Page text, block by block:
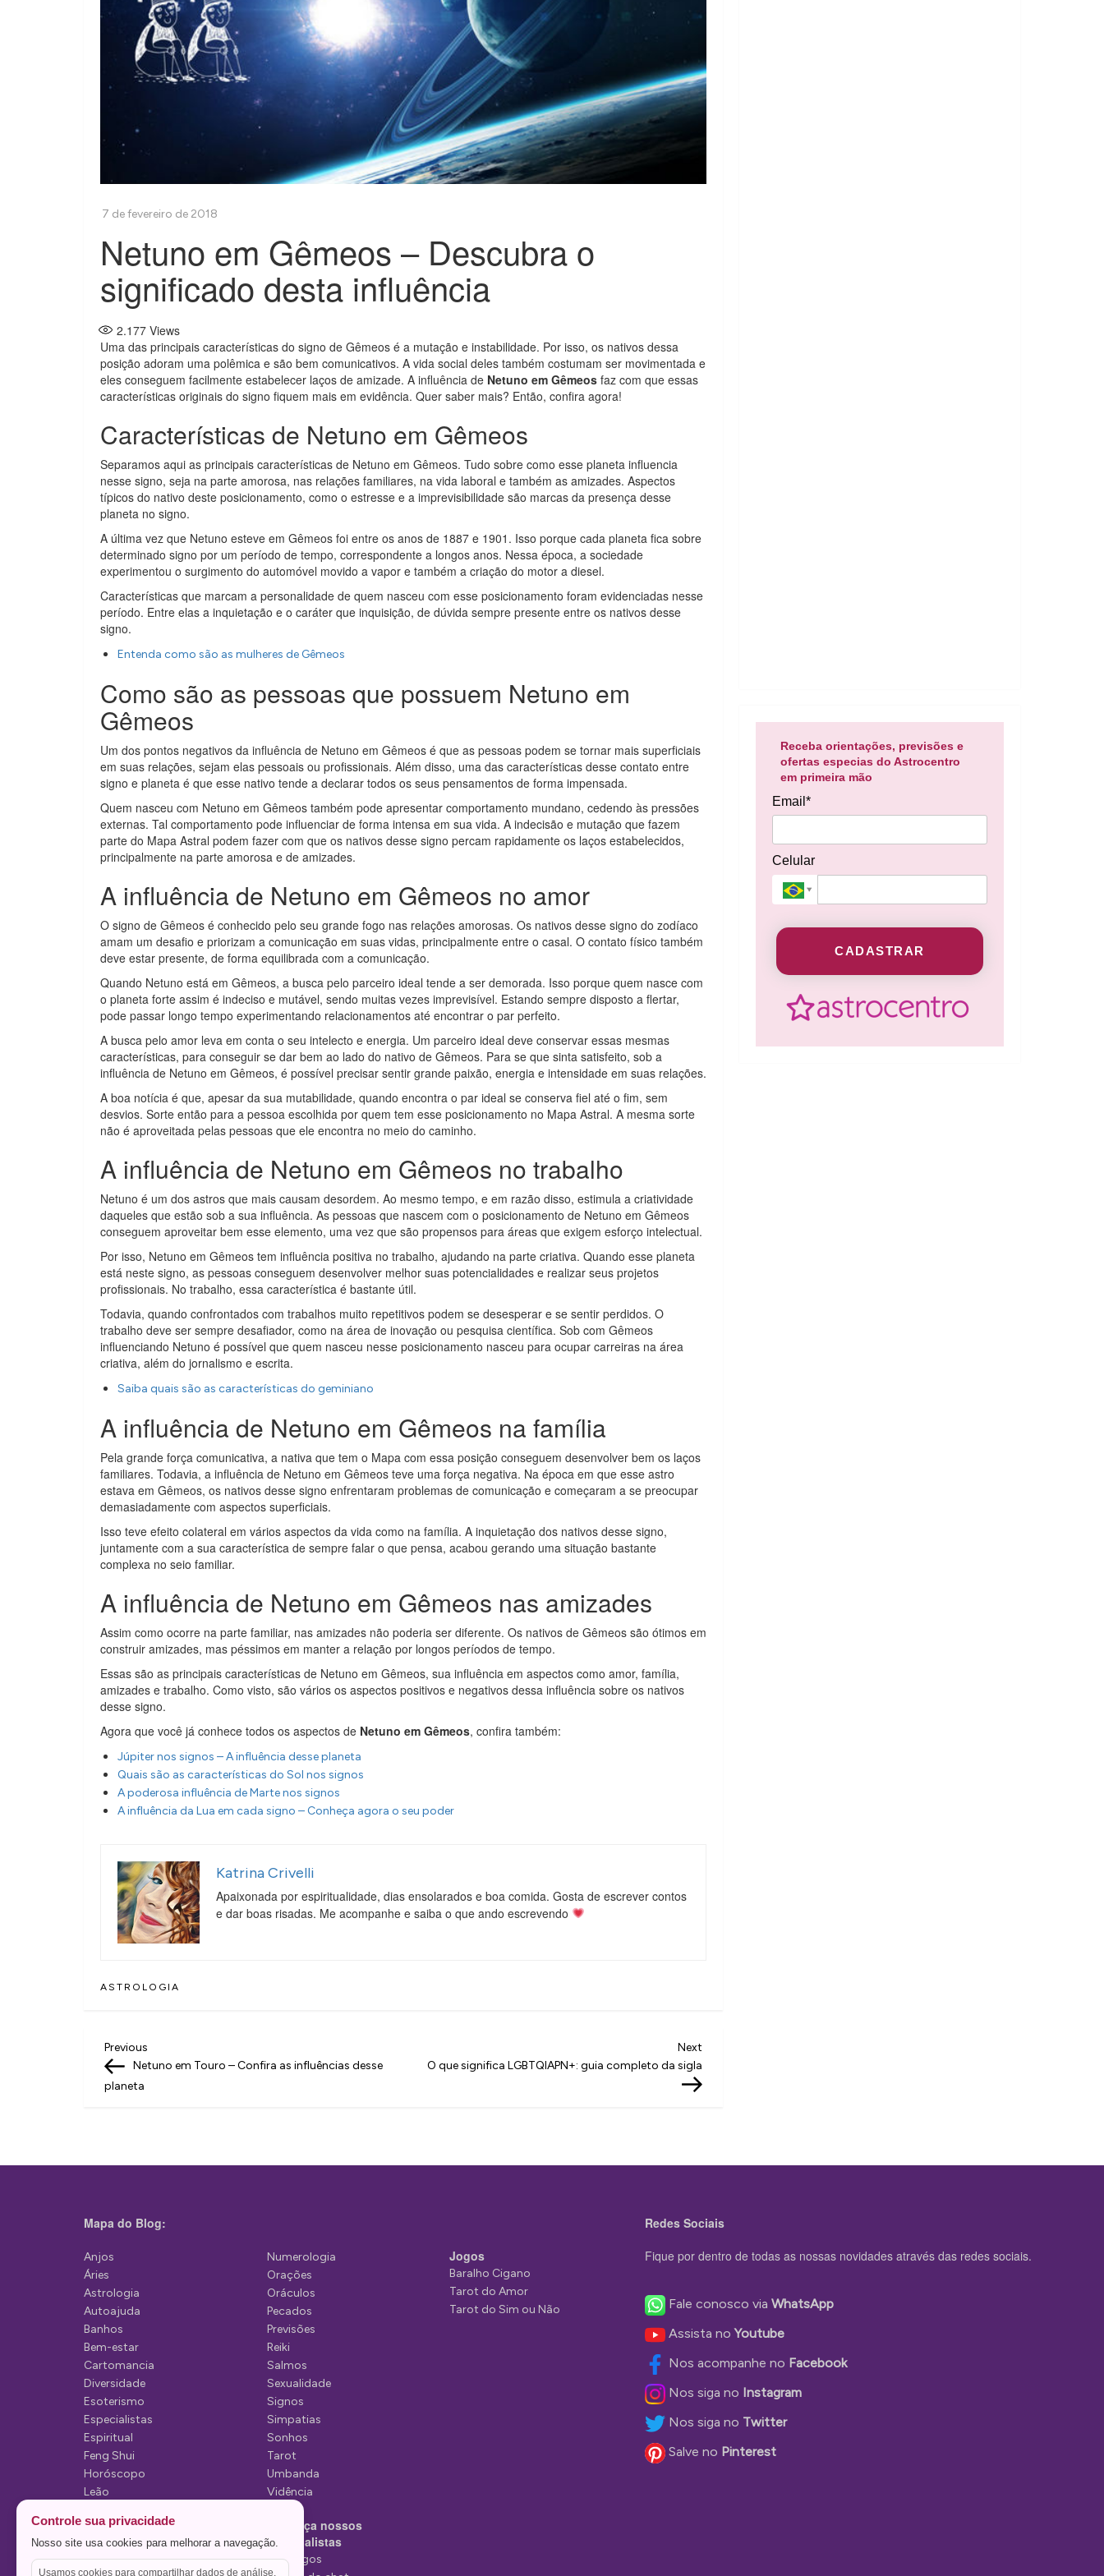
Netuno em Gêmeos – Descubra o
significado desta influência
2.177 Views
Uma das principais características do signo de Gêmeos é a mutação e instabilidade. Por isso, os nativos dessa
posição adoram uma polêmica e são bem comunicativos. A vida social deles também costumam ser movimentada e
eles conseguem facilmente estabelecer laços de amizade. A influência de Netuno em Gêmeos faz com que essas
características originais do signo fiquem mais em evidência. Quer saber mais? Então, confira agora!
Características de Netuno em Gêmeos
Separamos aqui as principais características de Netuno em Gêmeos. Tudo sobre como esse planeta influencia
nesse signo, seja na parte amorosa, nas relações familiares, na vida laboral e também as amizades. Aspectos
típicos do nativo deste posicionamento, como o estresse e a imprevisibilidade são marcas da presença desse
planeta no signo.
A última vez que Netuno esteve em Gêmeos foi entre os anos de 1887 e 1901. Isso porque cada planeta fica sobre
determinado signo por um período de tempo, correspondente a longos anos. Nessa época, a sociedade
experimentou o surgimento do automóvel movido a vapor e também a criação do motor a diesel.
Características que marcam a personalidade de quem nasceu com esse posicionamento foram evidenciadas nesse
período. Entre elas a inquietação e o caráter que inquisição, de dúvida sempre presente entre os nativos desse
signo.
Entenda como são as mulheres de Gêmeos
Como são as pessoas que possuem Netuno em
Gêmeos
Um dos pontos negativos da influência de Netuno em Gêmeos é que as pessoas podem se tornar mais superficiais
em suas relações, sejam elas pessoais ou profissionais. Além disso, uma das características desse contato entre
signo e planeta é que esse nativo tende a declarar todos os seus pensamentos de forma impensada.
Quem nasceu com Netuno em Gêmeos também pode apresentar comportamento mundano, cedendo às pressões
externas. Tal comportamento pode influenciar de forma intensa em sua vida. A indecisão e mutação que fazem
parte do Mapa Astral podem fazer com que os nativos desse signo percam rapidamente os laços estabelecidos,
principalmente na parte amorosa e de amizades.
A influência de Netuno em Gêmeos no amor
O signo de Gêmeos é conhecido pelo seu grande fogo nas relações amorosas. Os nativos desse signo do zodíaco
amam um desafio e priorizam a comunicação em suas vidas, principalmente entre o casal. O contato físico também
deve estar presente, de forma equilibrada com a comunicação.
Quando Netuno está em Gêmeos, a busca pelo parceiro ideal tende a ser demorada. Isso porque quem nasce com
o planeta forte assim é indeciso e mutável, sendo muitas vezes imprevisível. Estando sempre disposto a flertar,
pode passar longo tempo experimentando relacionamentos até encontrar o par perfeito.
A busca pelo amor leva em conta o seu intelecto e energia. Um parceiro ideal deve conservar essas mesmas
características, para conseguir se dar bem ao lado do nativo de Gêmeos. Para se que sinta satisfeito, sob a
influência de Netuno em Gêmeos, é possível precisar sentir grande paixão, energia e intensidade em suas relações.
A boa notícia é que, apesar da sua mutabilidade, quando encontra o par ideal se conserva fiel até o fim, sem
desvios. Sorte então para a pessoa escolhida por quem tem esse posicionamento no Mapa Astral. A mesma sorte
não é aproveitada pelas pessoas que ele encontra no meio do caminho.
A influência de Netuno em Gêmeos no trabalho
Netuno é um dos astros que mais causam desordem. Ao mesmo tempo, e em razão disso, estimula a criatividade
daqueles que estão sob a sua influência. As pessoas que nascem com o posicionamento de Netuno em Gêmeos
conseguem aproveitar bem esse elemento, uma vez que são propensos para áreas que exigem esforço intelectual.
Por isso, Netuno em Gêmeos tem influência positiva no trabalho, ajudando na parte criativa. Quando esse planeta
está neste signo, as pessoas conseguem desenvolver melhor suas potencialidades e realizar seus projetos
profissionais. No trabalho, essa característica é bastante útil.
Todavia, quando confrontados com trabalhos muito repetitivos podem se desesperar e se sentir perdidos. O
trabalho deve ser sempre desafiador, como na área de inovação ou pesquisa científica. Sob com Gêmeos
influenciando Netuno é possível que quem nasceu nesse posicionamento nasceu para ocupar carreiras na área
criativa, além do jornalismo e escrita.
Saiba quais são as características do geminiano
A influência de Netuno em Gêmeos na família
Pela grande força comunicativa, a nativa que tem o Mapa com essa posição conseguem desenvolver bem os laços
familiares. Todavia, a influência de Netuno em Gêmeos teve uma força negativa. Na época em que esse astro
estava em Gêmeos, os nativos desse signo enfrentaram problemas de comunicação e começaram a se preocupar
demasiadamente com aspectos superficiais.
Isso teve efeito colateral em vários aspectos da vida como na família. A inquietação dos nativos desse signo,
juntamente com a sua característica de sempre falar o que pensa, acabou gerando uma situação bastante
complexa no seio familiar.
A influência de Netuno em Gêmeos nas amizades
Assim como ocorre na parte familiar, nas amizades não poderia ser diferente. Os nativos de Gêmeos são ótimos em
construir amizades, mas péssimos em manter a relação por longos períodos de tempo.
Essas são as principais características de Netuno em Gêmeos, sua influência em aspectos como amor, família,
amizades e trabalho. Como visto, são vários os aspectos positivos e negativos dessa influência sobre os nativos
desse signo.
Agora que você já conhece todos os aspectos de Netuno em Gêmeos, confira também:
Júpiter nos signos – A influência desse planeta
Quais são as características do Sol nos signos
A poderosa influência de Marte nos signos
A influência da Lua em cada signo – Conheça agora o seu poder
Katrina Crivelli
Apaixonada por espiritualidade, dias ensolarados e boa comida. Gosta de escrever contos
e dar boas risadas. Me acompanhe e saiba o que ando escrevendo
ASTROLOGIA
N
a
g
ç
o
d
e
P
o
s
t
Previous
Post
Previous
Netuno em Touro – Confira as influências desse
planeta
Next
O que significa LGBTQIAPN+: guia completo da sigla
Receba orientações, previsões e
ofertas especias do Astrocentro
em primeira mão
Email*
Celular
CADASTRAR
Mapa do Blog:
Anjos
Áries
Astrologia
Autoajuda
Banhos
Bem-estar
Cartomancia
Diversidade
Esoterismo
Especialistas
Espiritual
Feng Shui
Horóscopo
Leão
Mediunidade
Mensagens
Numerologia
Orações
Oráculos
Pecados
Previsões
Reiki
Salmos
Sexualidade
Signos
Simpatias
Sonhos
Tarot
Umbanda
Vidência
Conheça nossos
Especialistas
Tarólogos
Jogos
Baralho Cigano
Tarot do Amor
Tarot do Sim ou Não
Redes Sociais
Fique por dentro de todas as nossas novidades através das redes sociais.
Fale conosco via WhatsApp
Assista noYoutube
Nos acompanhe no Facebook
Nos siga no Instagram
Nos siga no Twitter
Salve no Pinterest
Controle sua privacidade
Nosso site usa cookies para melhorar a navegação.
Usamos cookies para compartilhar dados de análise,